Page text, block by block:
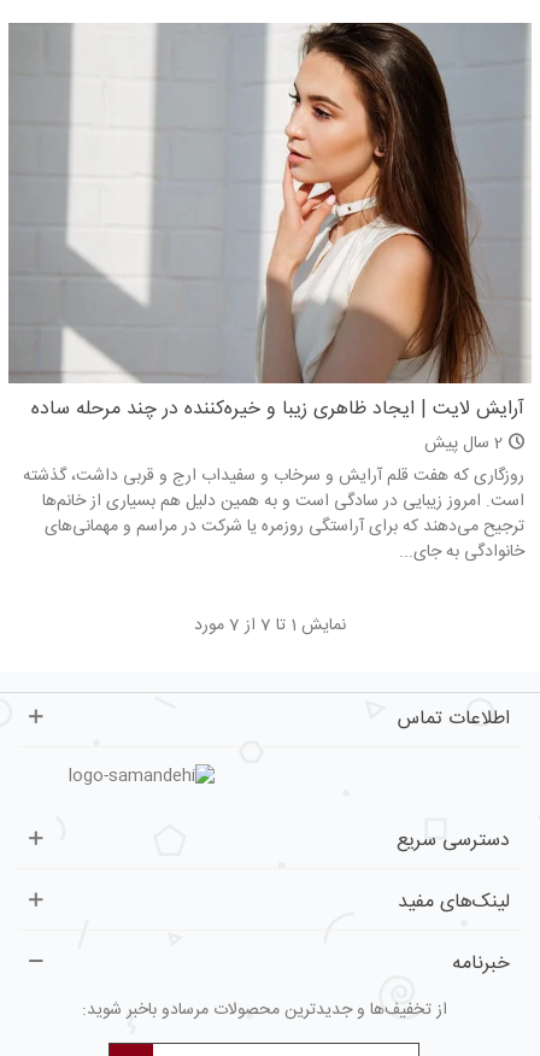
آرایش لایت | ایجاد ظاهری زیبا و خیره‌کننده در چند مرحله ساده
2 سال پیش
روزگاری که هفت قلم آرایش و سرخاب و سفیداب ارج و قربی داشت، گذشته
است. امروز زیبایی در سادگی است و به همین دلیل هم بسیاری از خانم‌ها
ترجیح می‌دهند که برای آراستگی روزمره یا شرکت در مراسم و مهمانی‌های
خانوادگی به جای...
نمایش 1 تا 7 از 7 مورد
اطلاعات تماس
دسترسی سریع
لینک‌های مفید
خبرنامه
از تخفیف‌ها و جدیدترین محصولات مرسادو باخبر شوید: